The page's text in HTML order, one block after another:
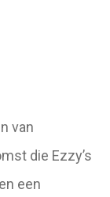
van
die Ezzy’s
een